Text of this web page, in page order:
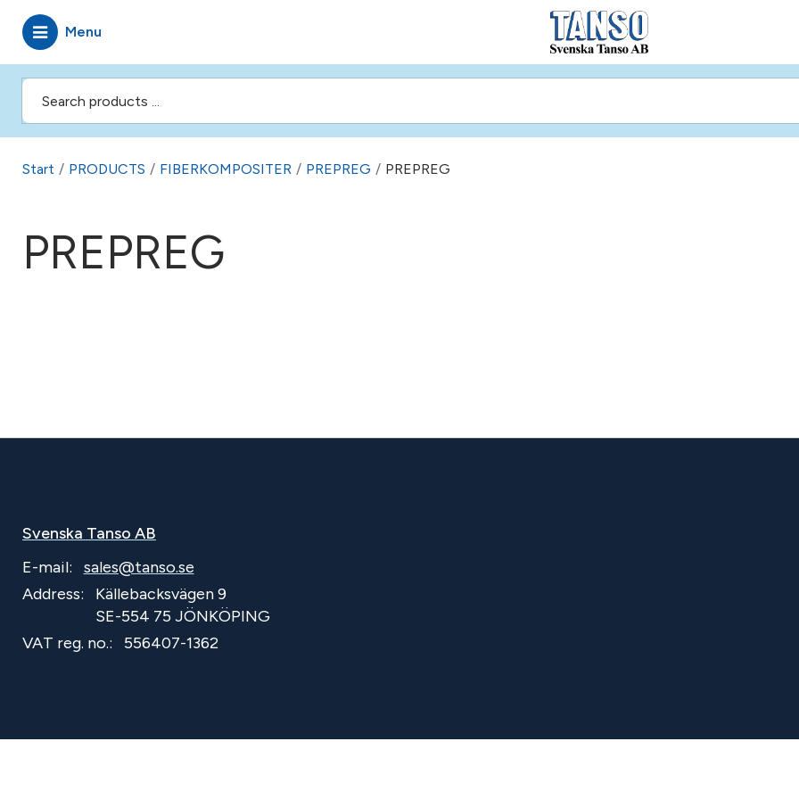
Menu
Start / PRODUCTS / FIBERKOMPOSITER / PREPREG / PREPREG
PREPREG
Svenska Tanso AB
E-mail:
sales@tanso.se
Address:
Källebacksvägen 9
SE-554 75 JÖNKÖPING
VAT reg. no.:
556407-1362